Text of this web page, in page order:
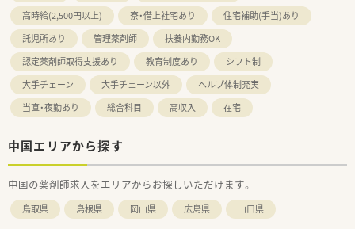
高時給(2,500円以上)
寮・借上社宅あり
住宅補助(手当)あり
託児所あり
管理薬剤師
扶養内勤務OK
認定薬剤師取得支援あり
教育制度あり
シフト制
大手チェーン
大手チェーン以外
ヘルプ体制充実
当直・夜勤あり
総合科目 高収入 在宅
中国エリアから探す
中国の薬剤師求人をエリアからお探しいただけます。
鳥取県 島根県 岡山県 広島県 山口県